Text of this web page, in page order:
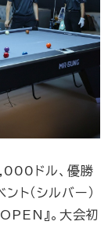
ドル、優勝
ト（シルバー）
』。大会初